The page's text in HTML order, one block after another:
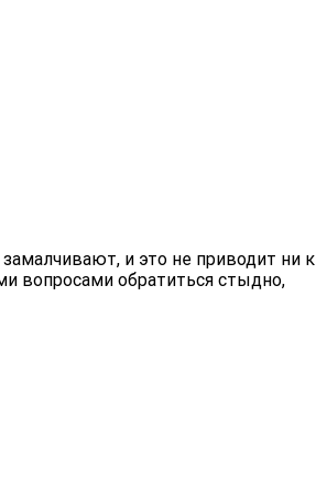
и это не приводит ни к
вопросами обратиться стыдно,